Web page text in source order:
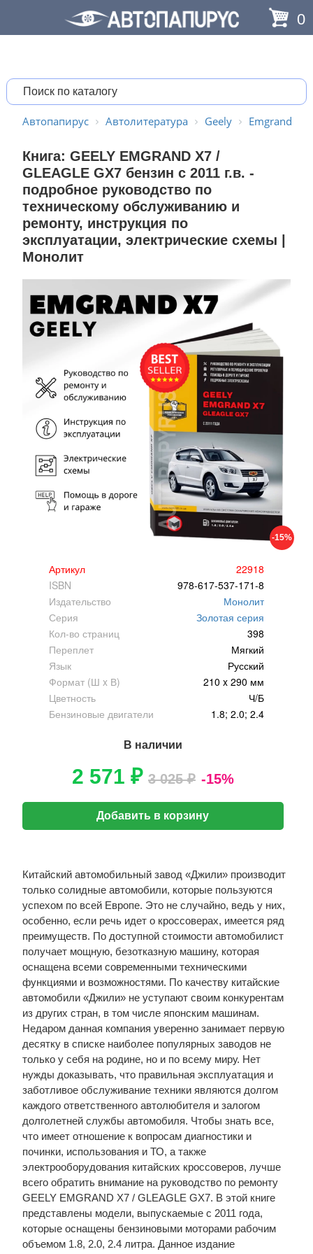
0
Автопапирус Автолитература Geely Emgrand
Книга: GEELY EMGRAND X7 /
GLEAGLE GX7 бензин с 2011 г.в. -
подробное руководство по
техническому обслуживанию и
ремонту, инструкция по
эксплуатации, электрические схемы |
Монолит
-15%
Артикул
22918
ISBN
978-617-537-171-8
Издательство
Монолит
Серия
Золотая серия
Кол-во страниц
398
Переплет
Мягкий
Язык
Русский
Формат (Ш x В)
210 x 290 мм
Цветность
Ч/Б
Бензиновые двигатели
1.8; 2.0; 2.4
В наличии
2 571 ₽ 3 025 ₽ -15%
Добавить в корзину
Китайский автомобильный завод «Джили» производит
только солидные автомобили, которые пользуются
успехом по всей Европе. Это не случайно, ведь у них,
особенно, если речь идет о кроссоверах, имеется ряд
преимуществ. По доступной стоимости автомобилист
получает мощную, безотказную машину, которая
оснащена всеми современными техническими
функциями и возможностями. По качеству китайские
автомобили «Джили» не уступают своим конкурентам
из других стран, в том числе японским машинам.
Недаром данная компания уверенно занимает первую
десятку в списке наиболее популярных заводов не
только у себя на родине, но и по всему миру. Нет
нужды доказывать, что правильная эксплуатация и
заботливое обслуживание техники являются долгом
каждого ответственного автолюбителя и залогом
долголетней службы автомобиля. Чтобы знать все,
что имеет отношение к вопросам диагностики и
починки, использования и ТО, а также
электрооборудования китайских кроссоверов, лучше
всего обратить внимание на руководство по ремонту
GEELY EMGRAND X7 / GLEAGLE GX7. В этой книге
представлены модели, выпускаемые с 2011 года,
которые оснащены бензиновыми моторами рабочим
объемом 1.8, 2.0, 2.4 литра. Данное издание